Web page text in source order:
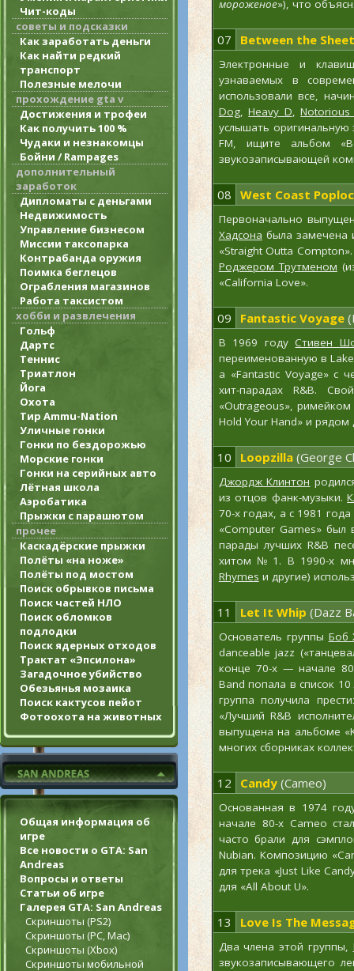
Чит-коды
советы и подсказки
Как заработать деньги
Как найти редкий
транспорт
Полезные мелочи
прохождение gta v
Достижения и трофеи
Как получить 100 %
Чудаки и незнакомцы
Бойни / Rampages
дополнительный
заработок
Дипломаты с деньгами
Недвижимость
Управление бизнесом
Миссии таксопарка
Контрабанда оружия
Поимка беглецов
Ограбления магазинов
Работа таксистом
хобби и развлечения
Гольф
Дартс
Теннис
Триатлон
Йога
Охота
Тир Ammu-Nation
Уличные гонки
Гонки по бездорожью
Морские гонки
Гонки на серийных авто
Лётная школа
Аэробатика
Прыжки с парашютом
прочее
Каскадёрские прыжки
Полёты «на ноже»
Полёты под мостом
Поиск обрывков письма
Поиск частей НЛО
Поиск обломков
подлодки
Поиск ядерных отходов
Трактат «Эпсилона»
Загадочное убийство
Обезьянья мозаика
Поиск кактусов пейот
Фотоохота на животных
Общая информация об
игре
Все новости о GTA: San
Andreas
Вопросы и ответы
Статьи об игре
Галерея GTA: San Andreas
Скриншоты (PS2)
Скриншоты (PC, Mac)
Скриншоты (Xbox)
Скриншоты мобильной
мороженое»), что
07 Between the
Электронные и
узнаваемых в
использовали все,
Dog,Heavy D,Notorious
услышать
FM, ищите альбом
звукозаписывающей
08 West Coast
Первоначально
Хадсона была замечена
«Straight Outta
Роджером Трутменом
«California Love».
09 Fantastic Voyage
В 1969 годуСтивен
переименованную в
а «Fantastic Voyage» с
хит-парадах R&B.
«Outrageous»,
Hold Your Hand» и рядом
10 Loopzilla(George
Джордж Клинтон
из отцов фанк-музыки.
70-х годах, а с 1981
«Computer Games» был
парады лучших R&B
хитом № 1 . В 1990-х
Rhymes и другие)
11 Let It Whip (Dazz
Основатель группы Боб
danceable jazz
конце 70-х — начале
Band попала в список
группа получила
«Лучший R&B
выпущена на альбоме
многих сборниках
12 Candy(Cameo)
Основанная в 1974
начале 80-х Cameo
часто брали для
Nubian. Композицию
для трека «Just Like
для «All About U».
13 Love Is The
Два члена этой группы,
звукозаписывающего